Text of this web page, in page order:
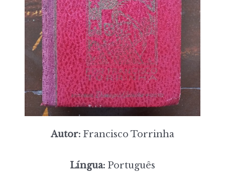
Autor: Francisco Torrinha
Língua: Português